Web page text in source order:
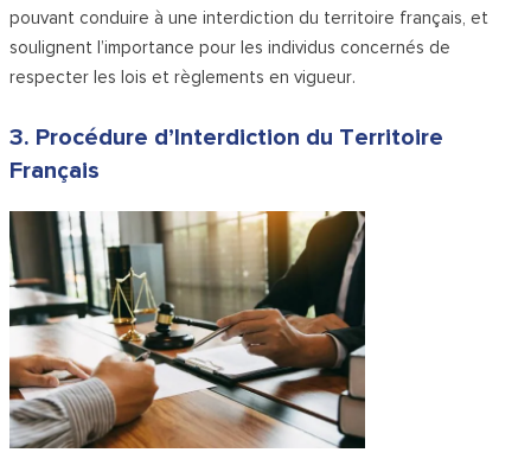
pouvant conduire à une interdiction du territoire français, et
soulignent l’importance pour les individus concernés de
respecter les lois et règlements en vigueur.
3. Procédure d’Interdiction du Territoire
Français